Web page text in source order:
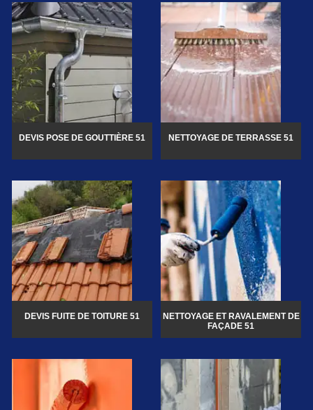
DEVIS POSE DE GOUTTIÈRE 51 NETTOYAGE DE TERRASSE 51
DEVIS FUITE DE TOITURE 51
NETTOYAGE ET RAVALEMENT DE
FAÇADE 51